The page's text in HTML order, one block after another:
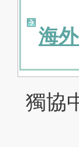
海
獨協